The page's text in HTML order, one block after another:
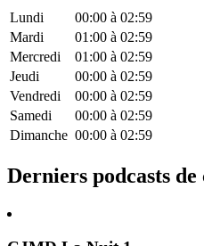
Lundi 00:00 à 02:59
Mardi
01:00 à 02:59
Mercredi
01:00 à 02:59
Jeudi
00:00 à 02:59
Vendredi
00:00 à 02:59
Samedi
00:00 à 02:59
Dimanche 00:00 à 02:59
Derniers podcasts de